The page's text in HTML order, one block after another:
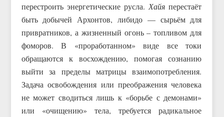
перестроить энергетические русла. Хайя перестаёт
быть добычей Архонтов, либидо — сырьём для
привратников, а жизненный огонь – топливом для
фоморов. В «проработанном» виде все токи
обращаются к восхождению, помогая сознанию
выйти за пределы матрицы взаимопотребления.
Задача освобождения или преображения человека
не может сводиться лишь к «борьбе с демонами»
или «очищению» тела, требуется радикальное